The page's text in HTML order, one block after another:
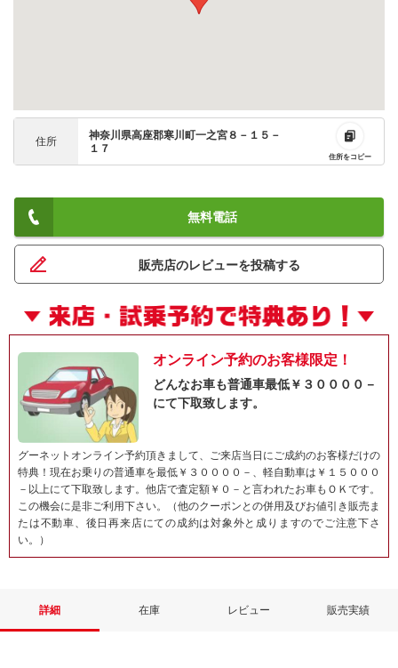
住所
神奈川県高座郡寒川町一之宮８－１５－
１７
住所をコピー
無料電話
販売店のレビューを投稿する
オンライン予約のお客様限定！
どんなお車も普通車最低￥３００００－
にて下取致します。
グーネットオンライン予約頂きまして、ご来店当日にご成約のお客様だけの
特典！現在お乗りの普通車を最低￥３００００－、軽自動車は￥１５０００
－以上にて下取致します。他店で査定額￥０－と言われたお車もＯＫです。
この機会に是非ご利用下さい。（他のクーポンとの併用及びお値引き販売ま
たは不動車、後日再来店にての成約は対象外と成りますのでご注意下さ
い。）
詳細 在庫 レビュー 販売実績